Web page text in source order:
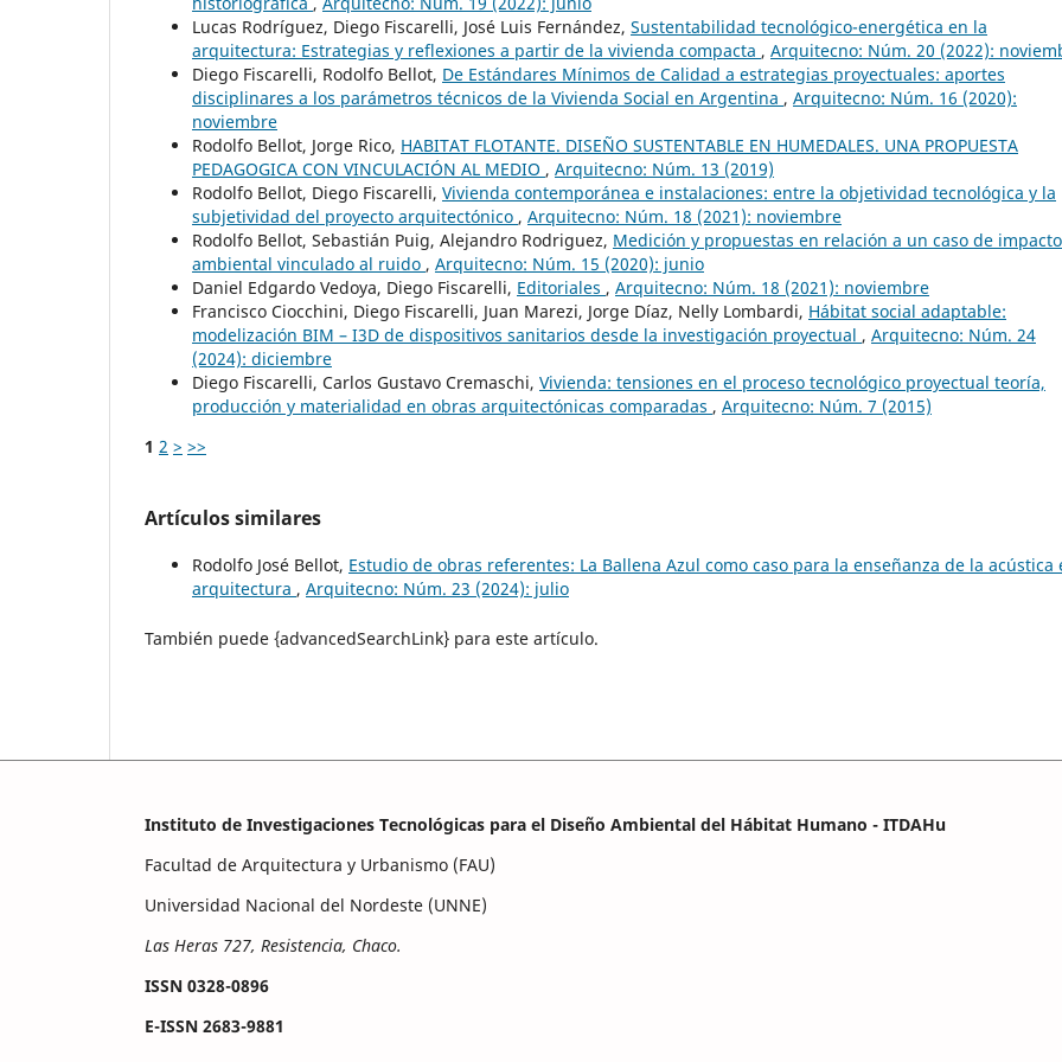
Lucas Rodríguez, Diego Fiscarelli, José Luis Fernández, Sustentabilidad tecnológico-energética en la
arquitectura: Estrategias y reflexiones a partir de la vivienda compacta , Arquitecno: Núm. 20 (2022):
Diego Fiscarelli, Rodolfo Bellot, De Estándares Mínimos de Calidad a estrategias proyectuales: aportes
disciplinares a los parámetros técnicos de la Vivienda Social en Argentina , Arquitecno: Núm. 16 (2020):
noviembre
Rodolfo Bellot, Jorge Rico, HABITAT FLOTANTE. DISEÑO SUSTENTABLE EN HUMEDALES. UNA PROPUESTA
PEDAGOGICA CON VINCULACIÓN AL MEDIO , Arquitecno: Núm. 13 (2019)
Rodolfo Bellot, Diego Fiscarelli, Vivienda contemporánea e instalaciones: entre la objetividad tecnológica y la
subjetividad del proyecto arquitectónico , Arquitecno: Núm. 18 (2021): noviembre
Rodolfo Bellot, Sebastián Puig, Alejandro Rodriguez, Medición y propuestas en relación a un caso de impacto
ambiental vinculado al ruido , Arquitecno: Núm. 15 (2020): junio
Daniel Edgardo Vedoya, Diego Fiscarelli, Editoriales , Arquitecno: Núm. 18 (2021): noviembre
Francisco Ciocchini, Diego Fiscarelli, Juan Marezi, Jorge Díaz, Nelly Lombardi, Hábitat social adaptable:
modelización BIM – I3D de dispositivos sanitarios desde la investigación proyectual , Arquitecno: Núm. 24
(2024): diciembre
Diego Fiscarelli, Carlos Gustavo Cremaschi, Vivienda: tensiones en el proceso tecnológico proyectual teoría,
producción y materialidad en obras arquitectónicas comparadas , Arquitecno: Núm. 7 (2015)
1 2 > >>
Artículos similares
Rodolfo José Bellot, Estudio de obras referentes: La Ballena Azul como caso para la enseñanza de la acústica
arquitectura , Arquitecno: Núm. 23 (2024): julio
También puede {advancedSearchLink} para este artículo.
Instituto de Investigaciones Tecnológicas para el Diseño Ambiental del Hábitat Humano - ITDAHu
Facultad de Arquitectura y Urbanismo (FAU)
Universidad Nacional del Nordeste (UNNE)
Las Heras 727, Resistencia, Chaco.
ISSN 0328-0896
E-ISSN 2683-9881